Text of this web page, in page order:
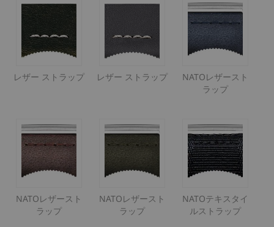
レザー ストラップ レザー ストラップ
NATOレザースト
ラップ
NATOレザースト
ラップ
NATOレザースト
ラップ
NATOテキスタイ
ルストラップ